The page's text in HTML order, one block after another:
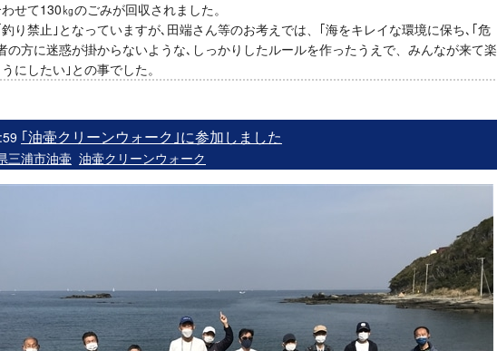
せて130㎏のごみが回収されました。
り禁止｣となっていますが､田端さん等のお考えでは、｢海をキレイな環境に保ち､｢危
の方に迷惑が掛からないような､しっかりしたルールを作ったうえで、みんなが来て楽
にしたい｣との事でした。
｢油壷クリーンウォーク｣に参加しました
三浦市油壷 油壷クリーンウォーク